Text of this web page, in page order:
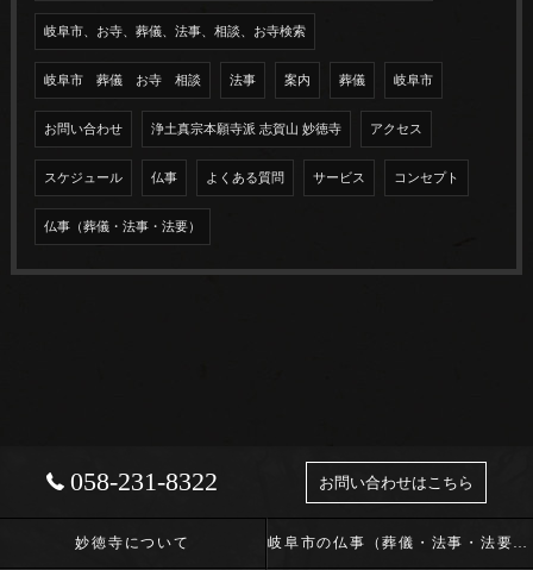
岐阜市、お寺、葬儀、法事、相談、お寺検索
岐阜市 葬儀 お寺 相談 法事 案内 葬儀 岐阜市
お問い合わせ 浄土真宗本願寺派 志賀山 妙徳寺 アクセス
スケジュール 仏事 よくある質問 サービス コンセプト
仏事（葬儀・法事・法要）
058-231-8322 お問い合わせはこちら
妙徳寺について 岐阜市の仏事（葬儀・法事・法要）･浄土真宗本願寺派 志賀山 妙徳寺の口コミ情報